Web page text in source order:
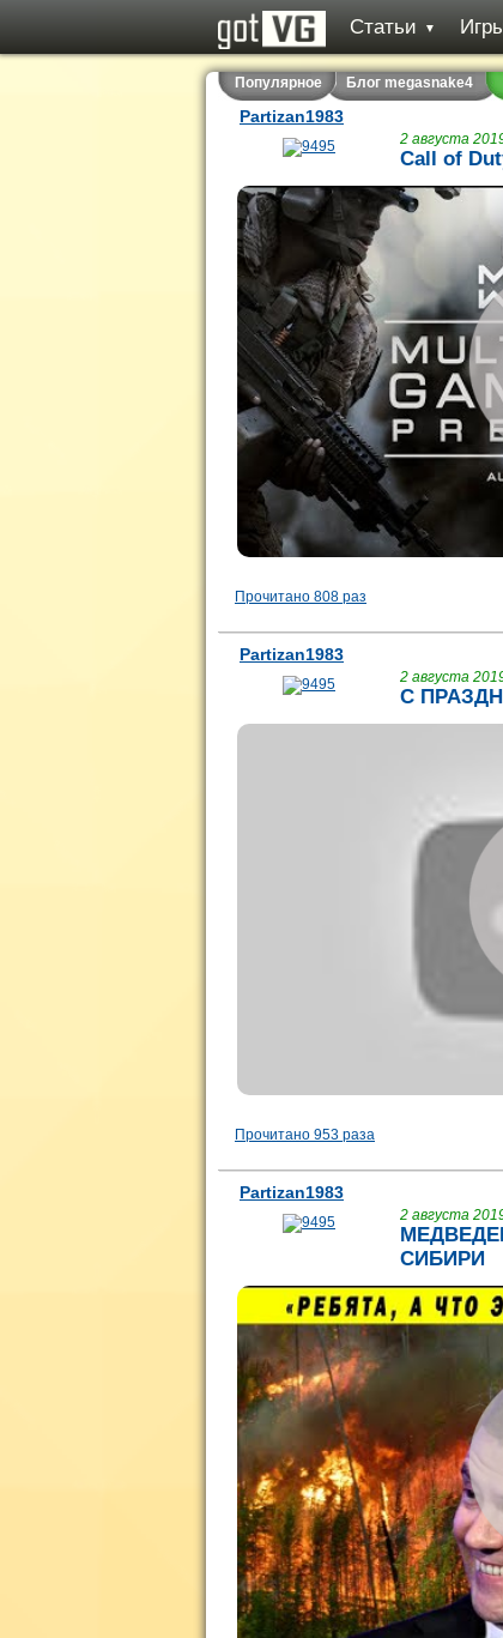
Статьи ▼
Популярное Блог megasnake4
Partizan1983
2 августа
Call of
Прочитано 808 раз
Partizan1983
2 августа
С
Прочитано 953 раза
Partizan1983
2 августа
СИБИРИ